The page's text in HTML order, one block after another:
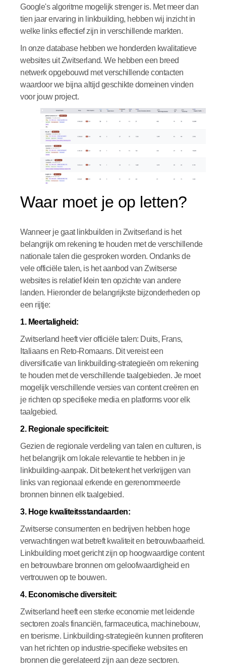
Google's algoritme mogelijk strenger is. Met meer dan
tien jaar ervaring in linkbuilding, hebben wij inzicht in
welke links effectief zijn in verschillende markten.
In onze database hebben we honderden kwalitatieve
websites uit Zwitserland. We hebben een breed
netwerk opgebouwd met verschillende contacten
waardoor we bijna altijd geschikte domeinen vinden
voor jouw project.
Waar moet je op letten?
Wanneer je gaat linkbuilden in Zwitserland is het
belangrijk om rekening te houden met de verschillende
nationale talen die gesproken worden. Ondanks de
vele officiële talen, is het aanbod van Zwitserse
websites is relatief klein ten opzichte van andere
landen. Hieronder de belangrijkste bijzonderheden op
een rijtje:
1. Meertaligheid:
Zwitserland heeft vier officiële talen: Duits, Frans,
Italiaans en Reto-Romaans. Dit vereist een
diversificatie van linkbuilding-strategieën om rekening
te houden met de verschillende taalgebieden. Je moet
mogelijk verschillende versies van content creëren en
je richten op specifieke media en platforms voor elk
taalgebied.
2. Regionale specificiteit:
Gezien de regionale verdeling van talen en culturen, is
het belangrijk om lokale relevantie te hebben in je
linkbuilding-aanpak. Dit betekent het verkrijgen van
links van regionaal erkende en gerenommeerde
bronnen binnen elk taalgebied.
3. Hoge kwaliteitsstandaarden:
Zwitserse consumenten en bedrijven hebben hoge
verwachtingen wat betreft kwaliteit en betrouwbaarheid.
Linkbuilding moet gericht zijn op hoogwaardige content
en betrouwbare bronnen om geloofwaardigheid en
vertrouwen op te bouwen.
4. Economische diversiteit:
Zwitserland heeft een sterke economie met leidende
sectoren zoals financiën, farmaceutica, machinebouw,
en toerisme. Linkbuilding-strategieën kunnen profiteren
van het richten op industrie-specifieke websites en
bronnen die gerelateerd zijn aan deze sectoren.